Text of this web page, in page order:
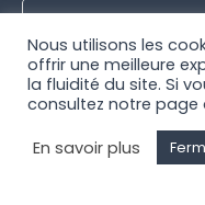
© STARZUP
Nous utilisons les
offrir une meilleure
la fluidité du site. Si
consultez notre page
En savoir plus